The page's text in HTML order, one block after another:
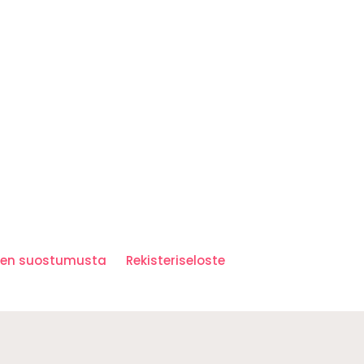
suostumusta Rekisteriseloste